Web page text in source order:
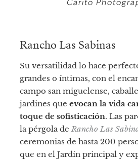
Carito
Rancho Las Sabinas
Su versatilidad lo hace
grandes o íntimas, con el
campo san miguelense,
jardines queevocan la vida
toque de sofisticación. Las
la pérgola deRancho Las
ceremonias de hasta 200
que en el Jardín principal y